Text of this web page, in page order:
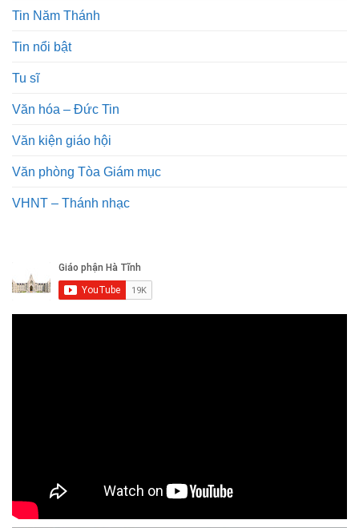
Tin Năm Thánh
Tin nổi bật
Tu sĩ
Văn hóa – Đức Tin
Văn kiện giáo hội
Văn phòng Tòa Giám mục
VHNT – Thánh nhạc